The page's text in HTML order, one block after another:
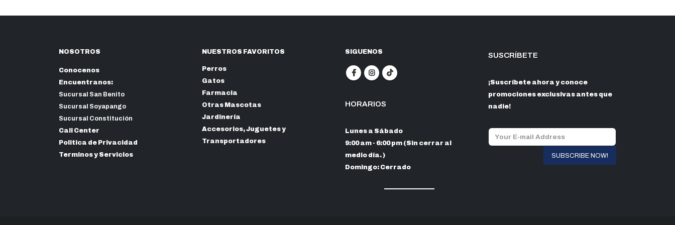
NOSOTROS
Conocenos
Encuentranos:
Sucursal San Benito
Sucursal Soyapango
Sucursal Constitución
Call Center
Politica de Privacidad
Terminos y Servicios
NUESTROS FAVORITOS
Perros
Gatos
Farmacia
Otras Mascotas
Jardinería
Accesorios, Juguetes y
Transportadores
SIGUENOS
HORARIOS
Lunes a Sábado
9:00 am - 6:00 pm (Sin cerrar al
medio día. )
Domingo: Cerrado
SUSCRÍBETE
¡Suscríbete ahora y conoce
promociones exclusivas antes que
nadie!